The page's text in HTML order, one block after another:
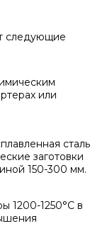
следующие
или
сталь
заготовки
150-300 мм.
1200-1250°C в